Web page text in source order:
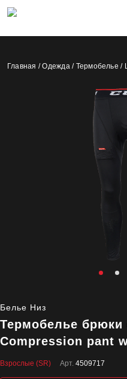
Главная /Одежда / Термобелье /
Белье Низ
Термобелье брюки
Compression pant
Взрослые (SR) Арт. 4509717